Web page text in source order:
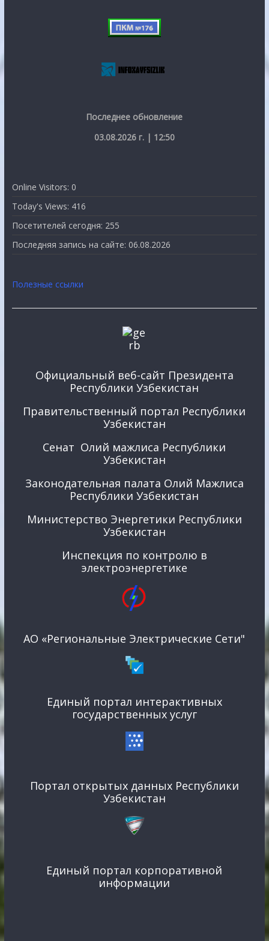
Последнее обновление
03.08.2026 г. | 12:50
Online Visitors: 0
Today's Views: 416
Посетителей сегодня: 255
Последняя запись на сайте: 06.08.2026
Полезные ссылки
Официальный веб-сайт Президента
Республики Узбекистан
Правительственный портал Республики
Узбекистан
Сенат Олий мажлиса Республики
Узбекистан
Законодательная палата Олий Мажлиса
Республики Узбекистан
Министерство Энергетики Республики
Узбекистан
Инспекция по контролю в
электроэнергетике
АО «Региональные Электрические Сети"
Единый портал интерактивных
государственных услуг
Портал открытых данных Республики
Узбекистан
Единый портал корпоративной
информации